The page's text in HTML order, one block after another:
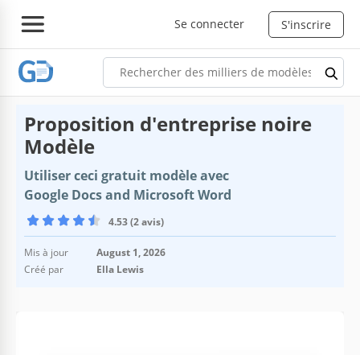
Se connecter S'inscrire
Proposition d'entreprise noire
Modèle
Utiliser ceci gratuit modèle avec
Google Docs and Microsoft Word
4.53 (2 avis)
Mis à jour
August 1, 2026
Créé par
Ella Lewis